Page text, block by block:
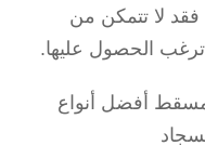
لا تتمكن من
الحصول عليها.
أفضل أنواع